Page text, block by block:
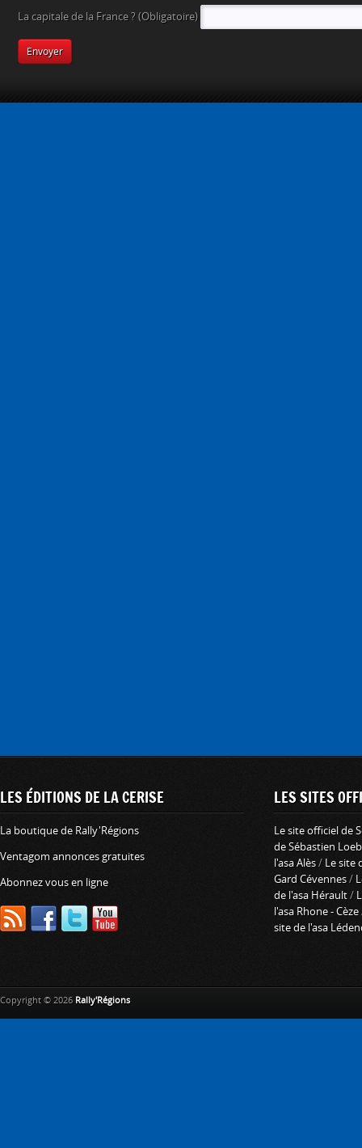
La capitale de la France ? (Obligatoire)
LES ÉDITIONS DE LA CERISE
La boutique de Rally'Régions
Ventagom annonces gratuites
Abonnez vous en ligne
LES SITES
Le site officiel de
de Sébastien Loeb
l'asa Alès/ Le site
Gard Cévennes/
de l'asa Hérault/
l'asa Rhone - Cèze
site de l'asa
Copyright © 2026 Rally'Régions